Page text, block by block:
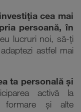
investiția cea mai
persoană, în
lucruri noi, să-ți
astfel mai
ta personală și
activă la
formare și alte